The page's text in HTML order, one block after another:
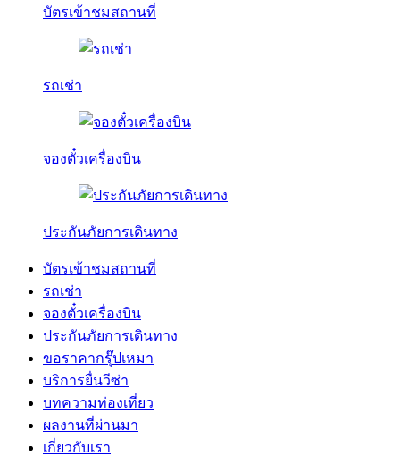
บัตรเข้าชมสถานที่
รถเช่า
จองตั๋วเครื่องบิน
ประกันภัยการเดินทาง
บัตรเข้าชมสถานที่
รถเช่า
จองตั๋วเครื่องบิน
ประกันภัยการเดินทาง
ขอราคากรุ๊ปเหมา
บริการยื่นวีซ่า
บทความท่องเที่ยว
ผลงานที่ผ่านมา
เกี่ยวกับเรา